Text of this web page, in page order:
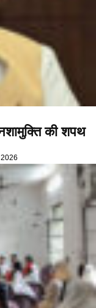
नशामुक्ति की शपथ